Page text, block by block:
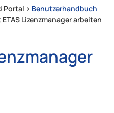
Portal > Benutzerhandbuch
ETAS Lizenzmanager arbeiten